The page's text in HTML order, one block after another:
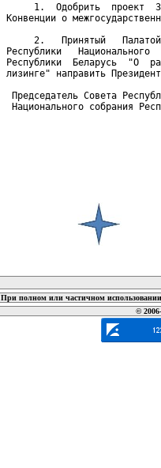
1.  Одобрить  проект
Конвенции о
2.   Принятый
Республики
Республики  Беларусь  "О
лизинге" направить
Председатель Совета
Национального собрания
При полном или частичном
©